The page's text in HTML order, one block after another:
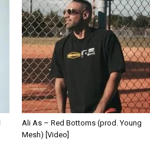
Ali As – Red Bottoms (prod. Young
Mesh) [Video]